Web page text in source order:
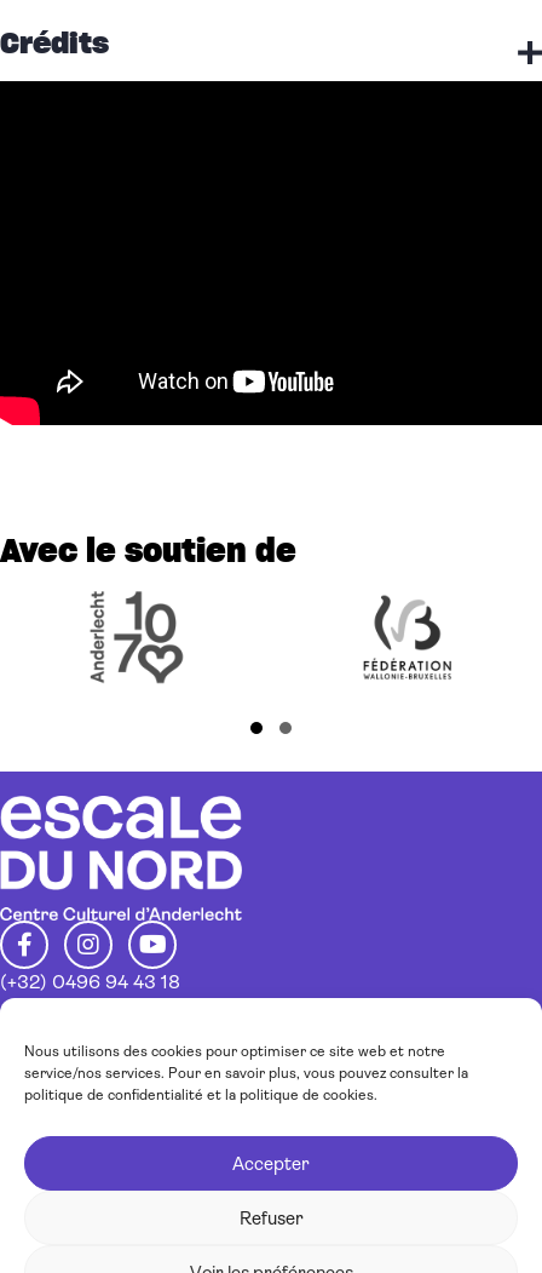
Nous utilisons des cookies pour optimiser ce site web et notre
service/nos services. Pour en savoir plus, vous pouvez consulter la
politique de confidentialité et la politique de cookies.
Accepter
Refuser
Crédits
Avec le soutien de
(+32) 0496 94 43 18
info@escaledunord.net
Restez au courant de nos activités
Inscrivez-vous à notre newsletter
politique de confidentialité.